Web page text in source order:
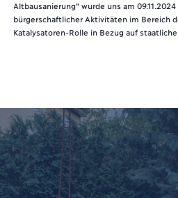
Altbausanierung“ wurde uns am
bürgerschaftlicher Aktivitäten im Bereich
Katalysatoren-Rolle in Bezug auf